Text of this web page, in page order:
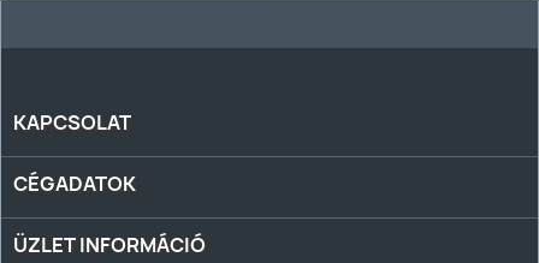
KAPCSOLAT
CÉGADATOK
ÜZLET INFORMÁCIÓ